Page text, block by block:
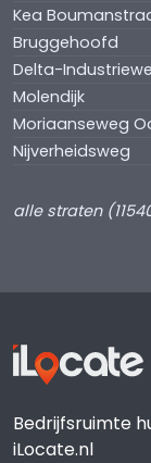
Kea
Bruggehoofd
Delta-
Molendijk
Moriaanseweg
Nijverheidsweg
alle straten
Bedrijfsruimte
iLocate.nl